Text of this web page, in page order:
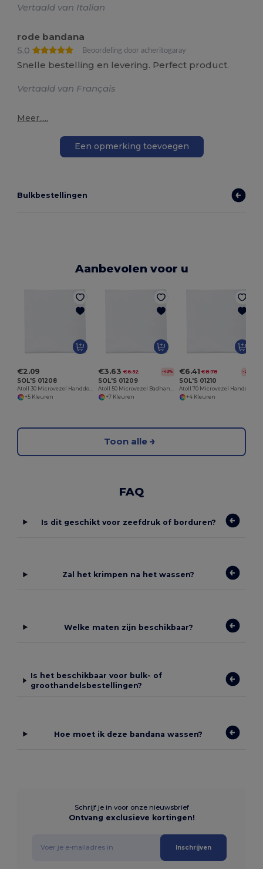
Vertaald van Italian
rode bandana
5.0
Beoordeling door acheritogaray
Snelle bestelling en levering. Perfect product.
Vertaald van Français
Meer.....
Een opmerking toevoegen
Bulkbestellingen
Aanbevolen voor u
€2.09
SOL'S 01208
+5 Kleuren
€3.63 €6.32 -43%
SOL'S 01209
+7 Kleuren
€6.41 €8.78 -27%
SOL'S 01210
+4 Kleuren
Toon alle
FAQ
Is dit geschikt voor zeefdruk of borduren?
Zal het krimpen na het wassen?
Welke maten zijn beschikbaar?
Is het beschikbaar voor bulk- of
groothandelsbestellingen?
Hoe moet ik deze bandana wassen?
Schrijf je in voor onze nieuwsbrief
Ontvang exclusieve kortingen!
Inschrijven